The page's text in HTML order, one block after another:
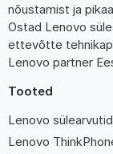
nõustamist ja
Ostad Lenovo
ettevõtte
Lenovo partner
Tooted
Lenovo sülearvutid
Lenovo